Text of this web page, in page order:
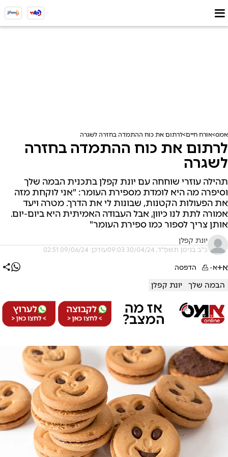
אמס אורח חיים לרתום את כוח ההתמדה בחזרה לשגרה
לרתום את כוח ההתמדה בחזרה
לשגרה
תהילה עוזרי שוחחה עם יונת קפלן בתכנית הבמה שלך
וסיפרה מה היא לומדת מספירת העומר: "אני לוקחת מזה
את הפעולות הקטנות, שבונות לי את הדרך. מטרה ויעד
אמורה לתת לנו כיוון, אבל העבודה האמיתית היא ביום-יום.
אותן צריך לספור כמו ספירת העומר"
יונת קפלן
כ"ב בניסן תשפ"ד, 30/04/24 09:03 עודכן: 09/06/24 02:51
א+א- הדפסה
הבמה שלך יונת קפלן